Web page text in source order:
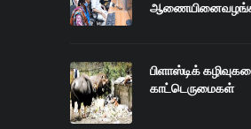
பிளாஸ்டிக்
காட்டெருமைகள்